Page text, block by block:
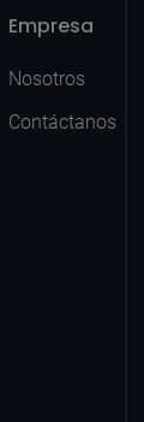
Empresa
Nosotros
Contáctanos